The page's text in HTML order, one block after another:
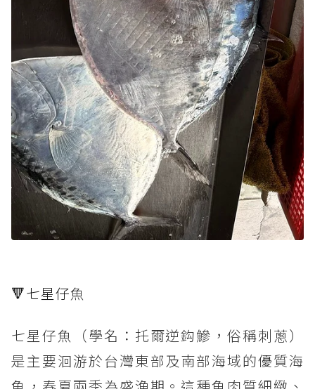
🔻七星仔魚
七星仔魚（學名：托爾逆鈎鰺，俗稱刺蔥）
是主要洄游於台灣東部及南部海域的優質海